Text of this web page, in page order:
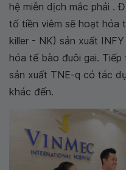
hệ miễn dịch mắc phải .
tố tiền viêm sẽ hoạt hóa
killer - NK) sản xuất
hóa tế bào đuôi gai.
sản xuất TNE-q có tác
khác đến.